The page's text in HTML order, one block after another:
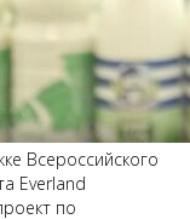
Всероссийского
Everland
по